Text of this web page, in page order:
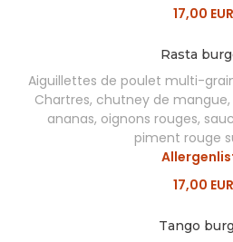
17,00 EUR
Rasta
Aiguillettes de poulet multi-
Chartres, chutney de
ananas, oignons rouges,
piment rouge
17,00 EUR
Tango